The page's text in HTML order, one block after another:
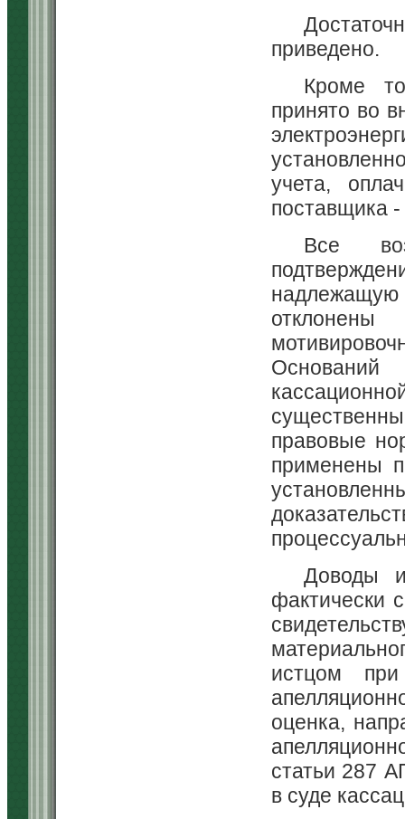
приведено.
Кроме
принято во
учета,
поставщика
Все
правовые
применены
Доводы
фактически
истцом
оценка,
статьи 287
в суде